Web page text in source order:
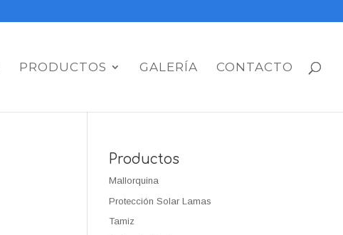
PRODUCTOS GALERÍA CONTACTO
Productos
Mallorquina
Protección Solar Lamas
Tamiz